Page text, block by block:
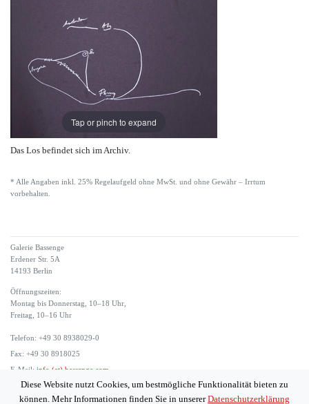
Tap or pinch to expand
Das Los befindet sich im Archiv.
* Alle Angaben inkl. 25% Regelaufgeld ohne MwSt. und ohne Gewähr – Irrtum
vorbehalten.
Galerie Bassenge
Erdener Str. 5A
14193 Berlin
Öffnungszeiten:
Montag bis Donnerstag, 10–18 Uhr,
Freitag, 10–16 Uhr
Telefon: +49 30 8938029-0
Fax: +49 30 8918025
E-Mail: info (at) bassenge.com
Diese Website nutzt Cookies, um bestmögliche Funktionalität bieten zu
können. Mehr Informationen finden Sie in unsererDatenschutzerklärung